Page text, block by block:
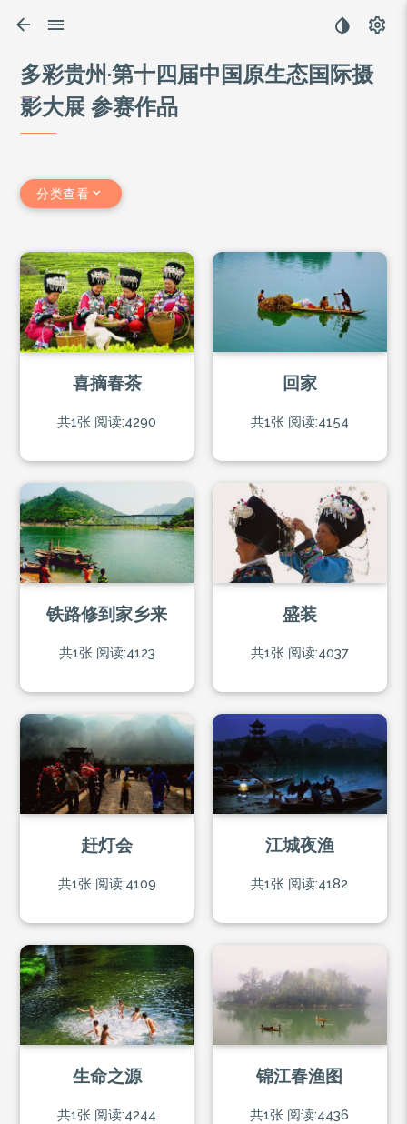
多彩贵州·第十四届中国原生态国际摄
影大展 参赛作品
分类查看
喜摘春茶
共1张 阅读:4290
回家
共1张 阅读:4154
铁路修到家乡来
共1张 阅读:4123
盛装
共1张 阅读:4037
赶灯会
共1张 阅读:4109
江城夜渔
共1张 阅读:4182
生命之源
共1张 阅读:4244
锦江春渔图
共1张 阅读:4436